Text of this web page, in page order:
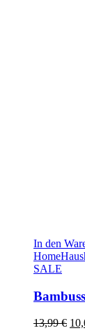
In den
Home
SALE
13,99€